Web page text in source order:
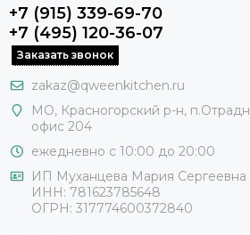
+7 (915) 339-69-70
+7 (495) 120-36-07
Заказать звонок
zakaz@qweenkitchen.ru
МО, Красногорский р-н,
офис 204
ежедневно с 10:00 до 20:00
ИП Муханцева Мария Сергеевна
ИНН: 781623785648
ОГРН: 317774600372840